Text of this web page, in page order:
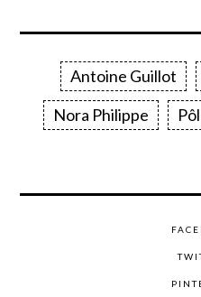
Antoine Guillot
Nora Philippe